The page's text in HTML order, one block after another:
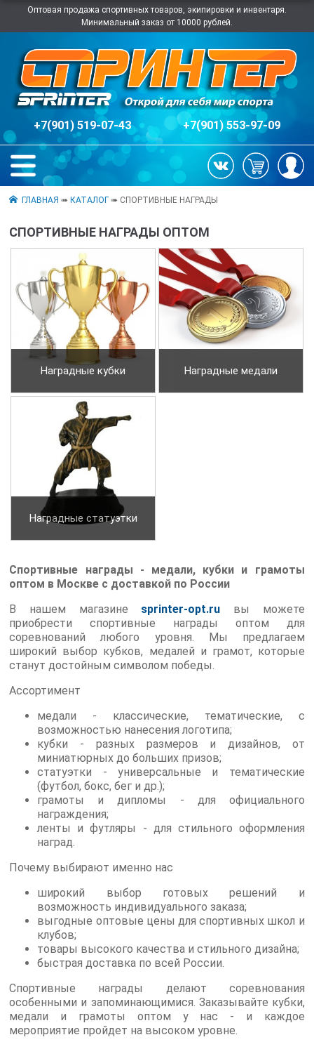
Оптовая продажа спортивных товаров, экипировки и инвентаря.
Минимальный заказ от 10000 рублей.
+7(901) 519-07-43 +7(901) 553-97-09
ГЛАВНАЯ ➠КАТАЛОГ ➠ СПОРТИВНЫЕ НАГРАДЫ
СПОРТИВНЫЕ НАГРАДЫ ОПТОМ
Наградные кубки Наградные медали
Наградные статуэтки
Спортивные награды - медали, кубки и грамоты
оптом в Москве с доставкой по России
В нашем магазине sprinter-opt.ru вы можете
приобрести спортивные награды оптом для
соревнований любого уровня. Мы предлагаем
широкий выбор кубков, медалей и грамот, которые
станут достойным символом победы.
Ассортимент
медали - классические, тематические, с
возможностью нанесения логотипа;
кубки - разных размеров и дизайнов, от
миниатюрных до больших призов;
статуэтки - универсальные и тематические
(футбол, бокс, бег и др.);
грамоты и дипломы - для официального
награждения;
ленты и футляры - для стильного оформления
наград.
Почему выбирают именно нас
широкий выбор готовых решений и
возможность индивидуального заказа;
выгодные оптовые цены для спортивных школ и
клубов;
товары высокого качества и стильного дизайна;
быстрая доставка по всей России.
Спортивные награды делают соревнования
особенными и запоминающимися. Заказывайте кубки,
медали и грамоты оптом у нас - и каждое
мероприятие пройдет на высоком уровне.